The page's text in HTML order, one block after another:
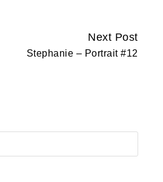
Next Post
Stephanie – Portrait #12